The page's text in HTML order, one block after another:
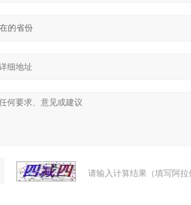
请输入计算结果（填写阿